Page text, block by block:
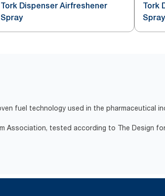
Tork Dispenser Airfreshener
Spray
Tork
Spray
fuel technology used in the pharmaceutical
Association, tested according to The Design